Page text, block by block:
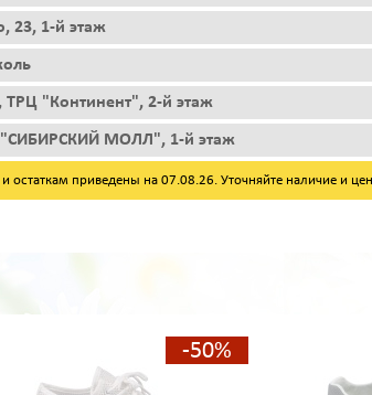
23, 1-й этаж
ТРЦ "Континент", 2-й этаж
"СИБИРСКИЙ МОЛЛ", 1-й этаж
приведены на 07.08.26. Уточняйте наличие и
-50%